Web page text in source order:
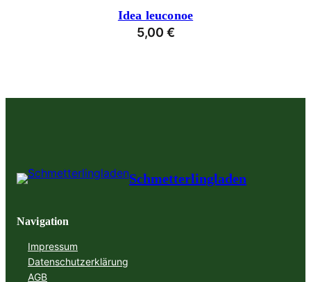
Idea leuconoe
5,00 €
Schmetterlingladen
Navigation
Impressum
Datenschutzerklärung
AGB